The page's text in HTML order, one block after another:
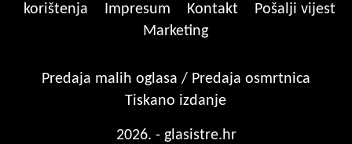
korištenja
Impresum Kontakt
Pošalji vijest
Marketing
Predaja malih oglasa / Predaja osmrtnica
Tiskano izdanje
2026. - glasistre.hr